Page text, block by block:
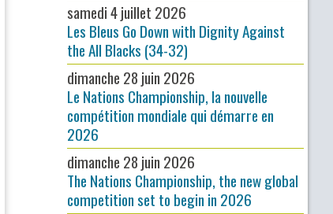
samedi 4 juillet 2026
Les Bleus Go Down with Dignity Against
the All Blacks (34-32)
dimanche 28 juin 2026
Le Nations Championship, la nouvelle
compétition mondiale qui démarre en
2026
dimanche 28 juin 2026
The Nations Championship, the new global
competition set to begin in 2026